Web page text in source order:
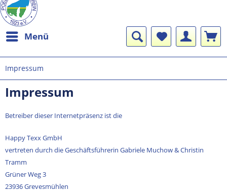
Menü
Impressum
Impressum
Betreiber dieser Internetpräsenz ist die
Happy Texx GmbH
vertreten durch die Geschäftsführerin Gabriele Muchow & Christin
Tramm
Grüner Weg 3
23936 Grevesmühlen